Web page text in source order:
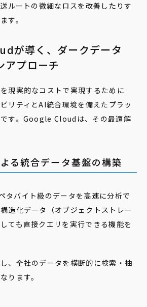
ルートの微細なロスを改善したりす
す。
が導く、ダークデータ
アプローチ
現実的なコストで実現するために
リティとAI統合環境を備えたプラッ
です。Google Cloudは、その最適解
統合データ基盤の構築
タバイト級のデータを高速に分析で
造化データ（オブジェクトストレー
ても直接クエリを実行できる機能を
、全社のデータを横断的に検索・抽
ります。